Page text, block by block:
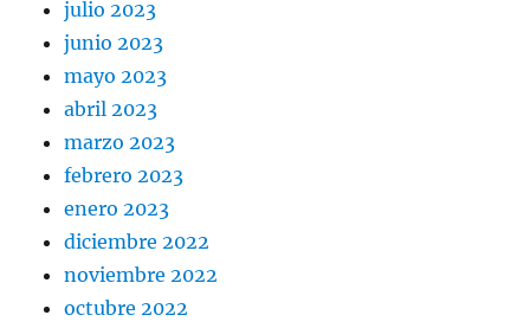
julio 2023
junio 2023
mayo 2023
abril 2023
marzo 2023
febrero 2023
enero 2023
diciembre 2022
noviembre 2022
octubre 2022